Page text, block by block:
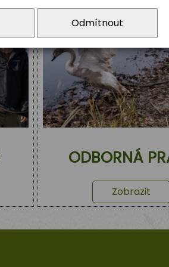
ODBORNÁ
Zobrazit
Odmítnout